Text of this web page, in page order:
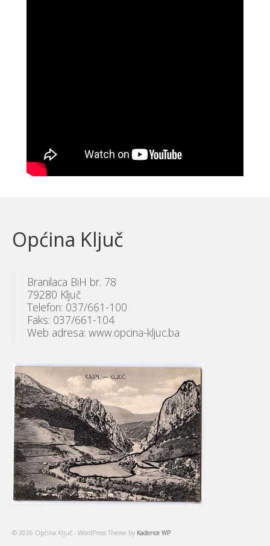
Općina Ključ
Branilaca BiH br. 78
79280 Ključ
Telefon: 037/661-100
Faks: 037/661-104
Web adresa: www.opcina-kljuc.ba
© 2026 Općina Ključ - WordPress Theme by Kadence WP